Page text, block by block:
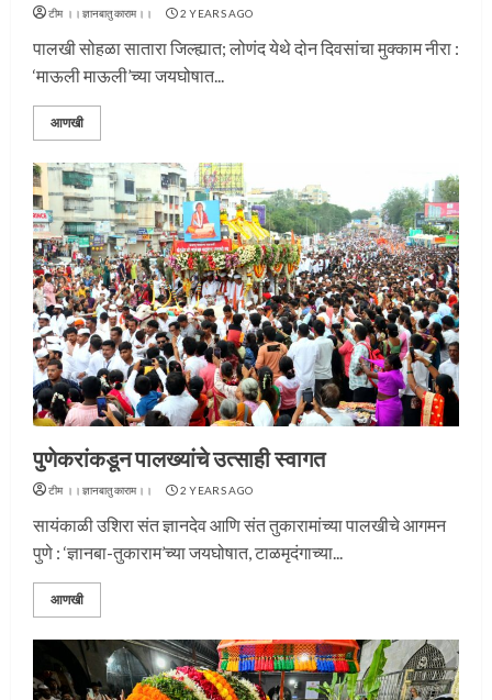
टीम ।।ज्ञानबातुकाराम।। 2 YEARS AGO
पालखी सोहळा सातारा जिल्ह्यात; लोणंद येथे दोन दिवसांचा मुक्काम नीरा :
‘माऊली माऊली’च्या जयघोषात...
आणखी
पुणेकरांकडून पालख्यांचे उत्साही स्वागत
टीम ।।ज्ञानबातुकाराम।। 2 YEARS AGO
सायंकाळी उशिरा संत ज्ञानदेव आणि संत तुकारामांच्या पालखीचे आगमन
पुणे : ‘ज्ञानबा-तुकाराम’च्या जयघोषात, टाळमृदंगाच्या...
आणखी